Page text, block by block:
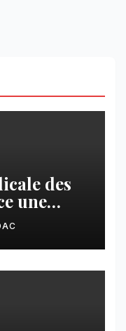
des
une
la